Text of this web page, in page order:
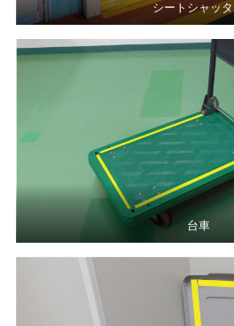
シートシャッ
台車